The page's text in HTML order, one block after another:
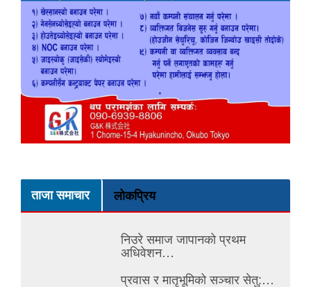
ताजा समाचार लोकप्रिय
निउरे समाज जापानको प्रथम
अधिवेशन…
प्रवास र मातृभूमिको सञ्चार सेतु:…